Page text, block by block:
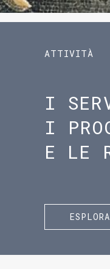
ATTIVITÀ
I
I
E LE
ESPLORA